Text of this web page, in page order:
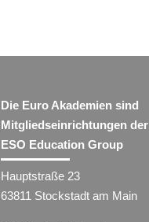
Die Euro Akademien sind
Mitgliedseinrichtungen der
ESO Education Group
Hauptstraße 23
63811 Stockstadt am Main